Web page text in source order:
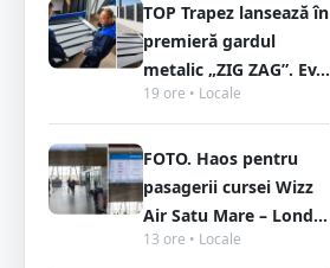
TOP Trapez lansează în
premieră gardul
metalic „ZIG ZAG”. Ev...
19 ore • Locale
FOTO. Haos pentru
pasagerii cursei Wizz
Air Satu Mare – Lond...
13 ore • Locale